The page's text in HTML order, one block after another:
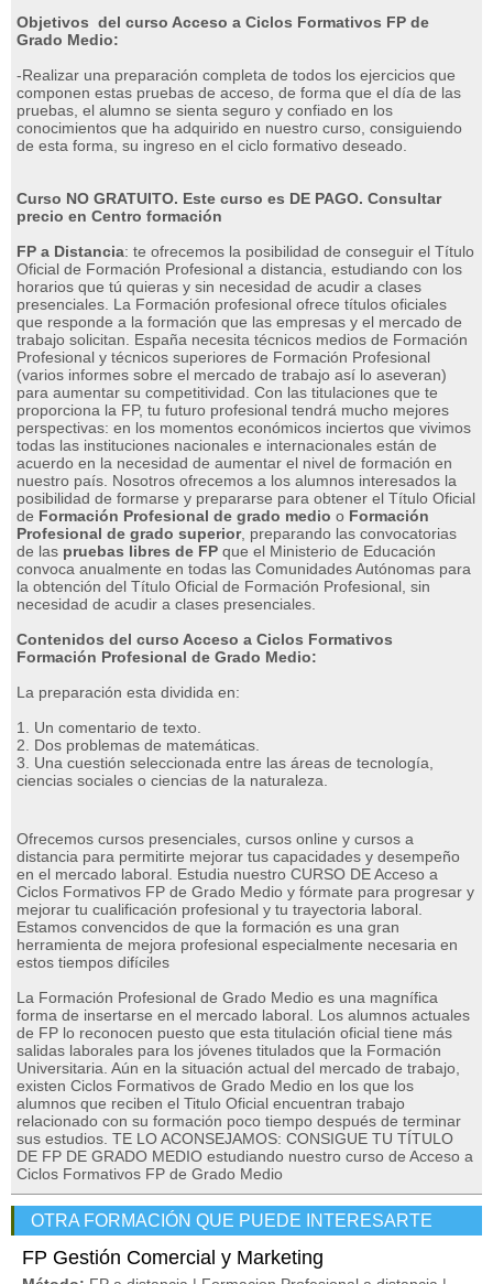
Objetivos del curso Acceso a Ciclos Formativos FP de
Grado Medio:
-Realizar una preparación completa de todos los ejercicios que
componen estas pruebas de acceso, de forma que el día de las
pruebas, el alumno se sienta seguro y confiado en los
conocimientos que ha adquirido en nuestro curso, consiguiendo
de esta forma, su ingreso en el ciclo formativo deseado.
Curso NO GRATUITO. Este curso es DE PAGO. Consultar
precio en Centro formación
FP a Distancia: te ofrecemos la posibilidad de conseguir el Título
Oficial de Formación Profesional a distancia, estudiando con los
horarios que tú quieras y sin necesidad de acudir a clases
presenciales. La Formación profesional ofrece títulos oficiales
que responde a la formación que las empresas y el mercado de
trabajo solicitan. España necesita técnicos medios de Formación
Profesional y técnicos superiores de Formación Profesional
(varios informes sobre el mercado de trabajo así lo aseveran)
para aumentar su competitividad. Con las titulaciones que te
proporciona la FP, tu futuro profesional tendrá mucho mejores
perspectivas: en los momentos económicos inciertos que vivimos
todas las instituciones nacionales e internacionales están de
acuerdo en la necesidad de aumentar el nivel de formación en
nuestro país. Nosotros ofrecemos a los alumnos interesados la
posibilidad de formarse y prepararse para obtener el Título Oficial
de Formación Profesional de grado medio o Formación
Profesional de grado superior, preparando las convocatorias
de las pruebas libres de FP que el Ministerio de Educación
convoca anualmente en todas las Comunidades Autónomas para
la obtención del Título Oficial de Formación Profesional, sin
necesidad de acudir a clases presenciales.
Contenidos del curso Acceso a Ciclos Formativos
Formación Profesional de Grado Medio:
La preparación esta dividida en:
1. Un comentario de texto.
2. Dos problemas de matemáticas.
3. Una cuestión seleccionada entre las áreas de tecnología,
ciencias sociales o ciencias de la naturaleza.
Ofrecemos cursos presenciales, cursos online y cursos a
distancia para permitirte mejorar tus capacidades y desempeño
en el mercado laboral. Estudia nuestro CURSO DE Acceso a
Ciclos Formativos FP de Grado Medio y fórmate para progresar y
mejorar tu cualificación profesional y tu trayectoria laboral.
Estamos convencidos de que la formación es una gran
herramienta de mejora profesional especialmente necesaria en
estos tiempos difíciles
La Formación Profesional de Grado Medio es una magnífica
forma de insertarse en el mercado laboral. Los alumnos actuales
de FP lo reconocen puesto que esta titulación oficial tiene más
salidas laborales para los jóvenes titulados que la Formación
Universitaria. Aún en la situación actual del mercado de trabajo,
existen Ciclos Formativos de Grado Medio en los que los
alumnos que reciben el Titulo Oficial encuentran trabajo
relacionado con su formación poco tiempo después de terminar
sus estudios. TE LO ACONSEJAMOS: CONSIGUE TU TÍTULO
DE FP DE GRADO MEDIO estudiando nuestro curso de Acceso a
Ciclos Formativos FP de Grado Medio
OTRA FORMACIÓN QUE PUEDE INTERESARTE
FP Gestión Comercial y Marketing